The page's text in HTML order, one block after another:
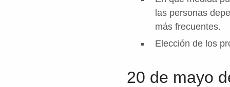
las personas
más frecuentes.
Elección de los
20 de mayo